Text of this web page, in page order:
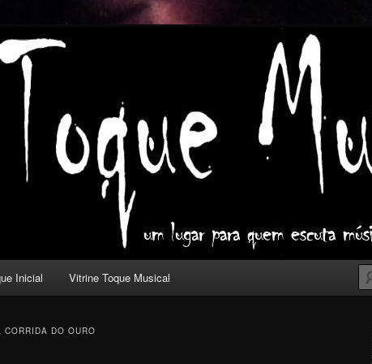
com outros olhos.
Inicial Vitrine Toque Musical
CORRIDA DO OURO